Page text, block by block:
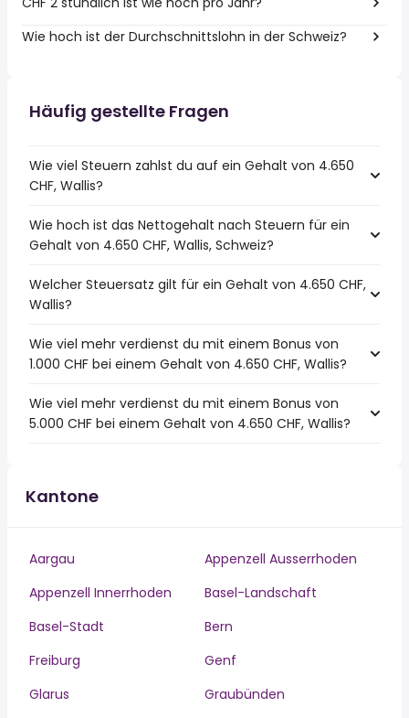
Wie hoch ist der Durchschnittslohn in der Schweiz?
Häufig gestellte Fragen
Wie viel Steuern zahlst du auf ein Gehalt von 4.650
CHF, Wallis?
Wie hoch ist das Nettogehalt nach Steuern für ein
Gehalt von 4.650 CHF, Wallis, Schweiz?
Welcher Steuersatz gilt für ein Gehalt von 4.650 CHF,
Wallis?
Wie viel mehr verdienst du mit einem Bonus von
1.000 CHF bei einem Gehalt von 4.650 CHF, Wallis?
Wie viel mehr verdienst du mit einem Bonus von
5.000 CHF bei einem Gehalt von 4.650 CHF, Wallis?
Kantone
Aargau
Appenzell Ausserrhoden
Appenzell Innerrhoden
Basel-Landschaft
Basel-Stadt
Bern
Freiburg
Genf
Glarus
Graubünden